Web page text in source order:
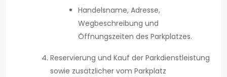
Handelsname, Adresse,
Wegbeschreibung und
Öffnungszeiten des Parkplatzes.
Reservierung und Kauf der Parkdienstleistung
sowie zusätzlicher vom Parkplatz